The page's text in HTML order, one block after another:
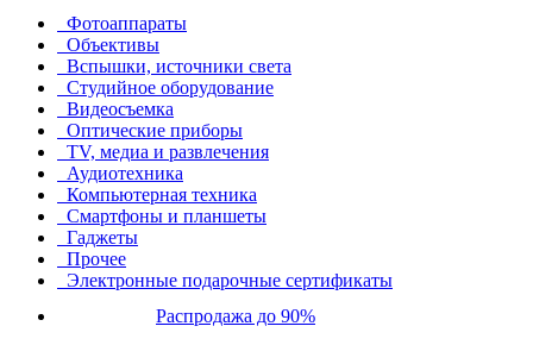
Фотоаппараты
Объективы
Вспышки, источники света
Студийное оборудование
Видеосъемка
Оптические приборы
TV, медиа и развлечения
Аудиотехника
Компьютерная техника
Смартфоны и планшеты
Гаджеты
Прочее
Электронные подарочные сертификаты
Распродажа до 90%